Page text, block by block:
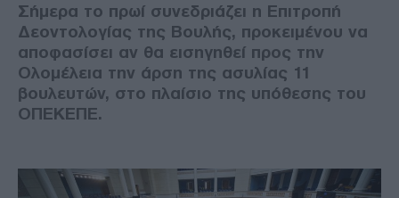
Σήμερα το πρωί συνεδριάζει η Επιτροπή
Δεοντολογίας της Βουλής, προκειμένου να
αποφασίσει αν θα εισηγηθεί προς την
Ολομέλεια την άρση της ασυλίας 11
βουλευτών, στο πλαίσιο της υπόθεσης του
ΟΠΕΚΕΠΕ.